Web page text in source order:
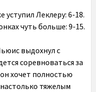
Леклеру: 6-18.
чуть больше: 9-15.
выдохнул с
соревноваться за
хочет полностью
тяжелым